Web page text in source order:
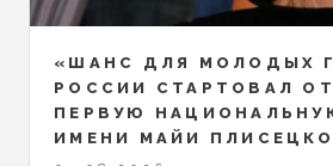
«ШАНС ДЛЯ МОЛОДЫХ
РОССИИ СТАРТОВАЛ
ПЕРВУЮ
ИМЕНИ МАЙИ